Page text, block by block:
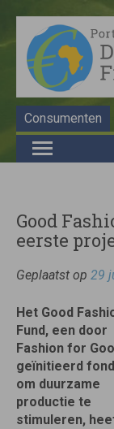
Consumenten
Good
eerste
Geplaatst op 29
Het Good
Fund, een door
Fashion for
geïnitieerd
om duurzame
productie te
stimuleren,